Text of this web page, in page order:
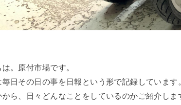
。原付市場です。
日その日の事を日報という形で記録しています
から、日々どんなことをしているのかご紹介しま